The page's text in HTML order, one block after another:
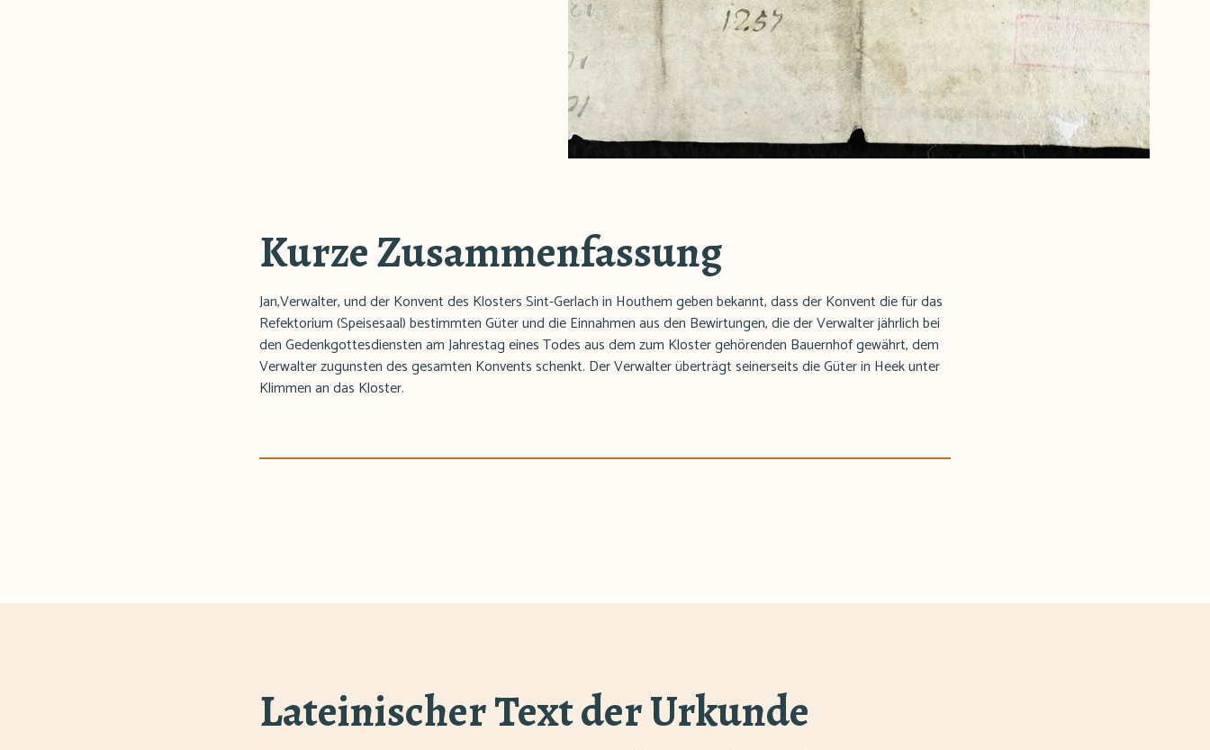
Kurze Zusammenfassung
Jan,Verwalter, und der Konvent des Klosters Sint-Gerlach in Houthem geben bekannt, dass der Konvent die für das
Refektorium (Speisesaal) bestimmten Güter und die Einnahmen aus den Bewirtungen, die der Verwalter jährlich bei
den Gedenkgottesdiensten am Jahrestag eines Todes aus dem zum Kloster gehörenden Bauernhof gewährt, dem
Verwalter zugunsten des gesamten Konvents schenkt. Der Verwalter überträgt seinerseits die Güter in Heek unter
Klimmen an das Kloster.
Lateinischer Text der Urkunde